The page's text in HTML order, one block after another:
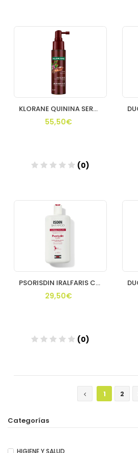
Añadir
KLORANE QUININA SERUM ANTICAIDA 100ML
55,50€
(0)
Añadir
PSORISDIN IRALFARIS CHAMPU 400 ML ISDIN
29,50€
(0)
1
2
Categorías
HIGIENE Y SALUD